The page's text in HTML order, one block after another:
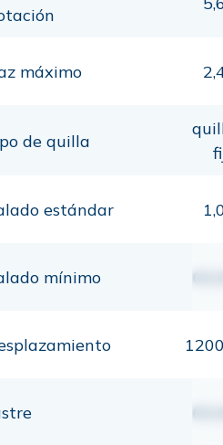
máximo
de quilla
estándar
mínimo